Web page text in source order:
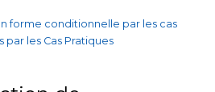
forme conditionnelle par les cas
par les Cas Pratiques